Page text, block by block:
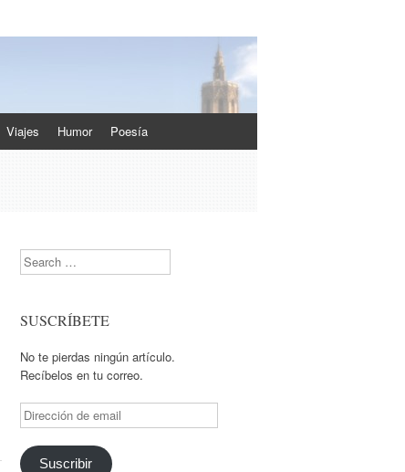
Viajes Humor Poesía
Search
SUSCRÍBETE
No te pierdas ningún artículo.
Recíbelos en tu correo.
Dirección
de
email
Suscribir